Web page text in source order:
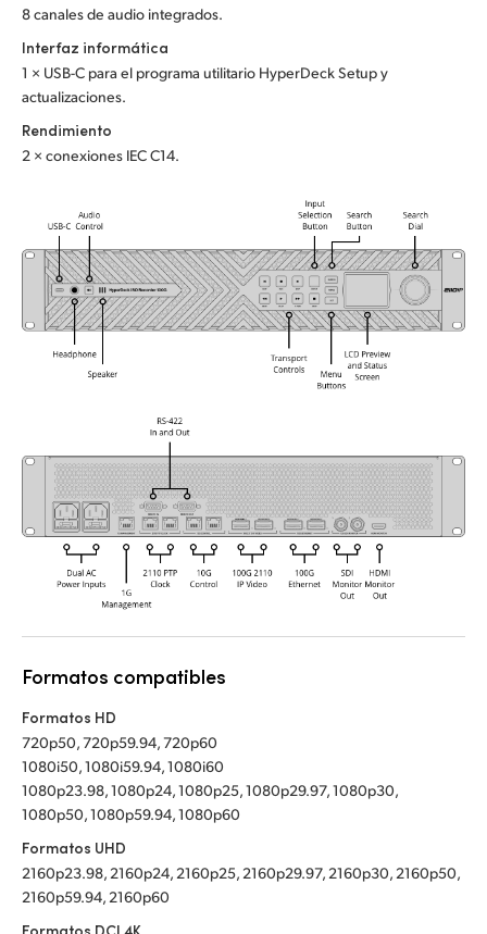
8 canales de audio integrados.
Interfaz informática
1 × USB-C para el programa utilitario HyperDeck Setup y
actualizaciones.
Rendimiento
2 × conexiones IEC C14.
Formatos compatibles
Formatos HD
720p50, 720p59.94, 720p60
1080i50, 1080i59.94, 1080i60
1080p23.98, 1080p24, 1080p25, 1080p29.97, 1080p30,
1080p50, 1080p59.94, 1080p60
Formatos UHD
2160p23.98, 2160p24, 2160p25, 2160p29.97, 2160p30, 2160p50,
2160p59.94, 2160p60